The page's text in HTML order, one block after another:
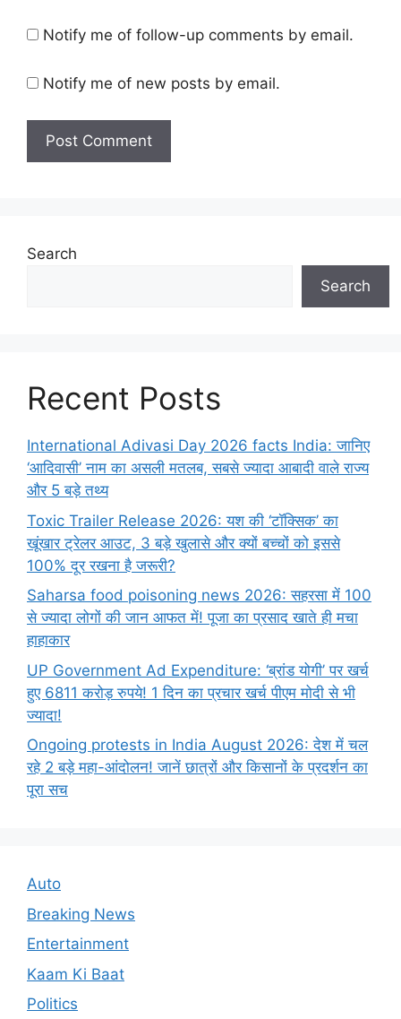
Notify me of follow-up comments by email.
Notify me of new posts by email.
Search
Search
Recent Posts
International Adivasi Day 2026 facts India: जानिए
‘आदिवासी’ नाम का असली मतलब, सबसे ज्यादा आबादी वाले राज्य
और 5 बड़े तथ्य
Toxic Trailer Release 2026: यश की ‘टॉक्सिक’ का
खूंखार ट्रेलर आउट, 3 बड़े खुलासे और क्यों बच्चों को इससे
100% दूर रखना है जरूरी?
Saharsa food poisoning news 2026: सहरसा में 100
से ज्यादा लोगों की जान आफत में! पूजा का प्रसाद खाते ही मचा
हाहाकार
UP Government Ad Expenditure: ‘ब्रांड योगी’ पर खर्च
हुए 6811 करोड़ रुपये! 1 दिन का प्रचार खर्च पीएम मोदी से भी
ज्यादा!
Ongoing protests in India August 2026: देश में चल
रहे 2 बड़े महा-आंदोलन! जानें छात्रों और किसानों के प्रदर्शन का
पूरा सच
Auto
Breaking News
Entertainment
Kaam Ki Baat
Politics